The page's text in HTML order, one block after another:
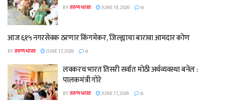
BYतरुण भारत JUNE 18, 2026 0
आज ६१५ नगरसेवक ठरणार किंगमेकर, जिल्ह्याचा बारावा आमदार कोण
BYतरुण भारत JUNE 17, 2026 0
लवकरच भारत तिसरी सर्वात मोठी अर्थव्यवस्था बनेल :
पालकमंत्री गोरे
BYतरुण भारत JUNE 17, 2026 0